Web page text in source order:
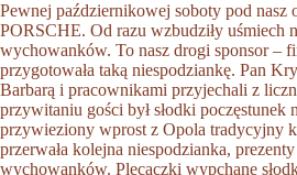
Pewnej październikowej soboty pod nasz
PORSCHE. Od razu wzbudziły uśmiech
wychowanków. To nasz drogi sponsor –
przygotowała taką niespodziankę. Pan
Barbarą i pracownikami przyjechali z
przywitaniu gości był słodki poczęstunek
przywieziony wprost z Opola tradycyjny
przerwała kolejna niespodzianka,
wychowanków. Plecaczki wypchane